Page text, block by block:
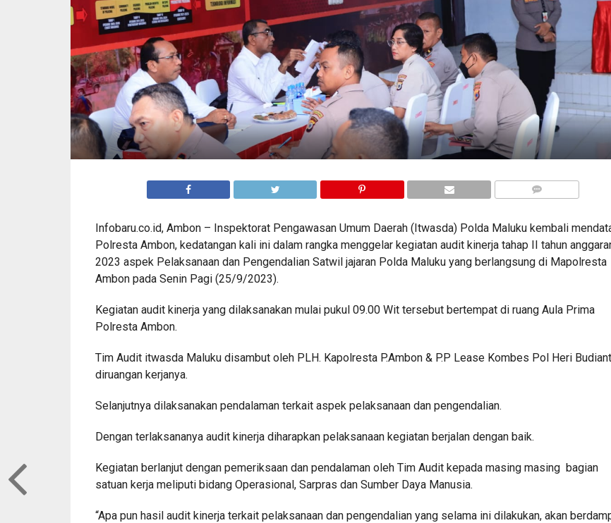
Infobaru.co.id, Ambon – Inspektorat Pengawasan Umum Daerah (Itwasda) Polda Maluku kembali
Polresta Ambon, kedatangan kali ini dalam rangka menggelar kegiatan audit kinerja tahap II tahun
2023 aspek Pelaksanaan dan Pengendalian Satwil jajaran Polda Maluku yang berlangsung di Mapolresta
Ambon pada Senin Pagi (25/9/2023).
Kegiatan audit kinerja yang dilaksanakan mulai pukul 09.00 Wit tersebut bertempat di ruang Aula Prima
Polresta Ambon.
Tim Audit itwasda Maluku disambut oleh PLH. Kapolresta P.Ambon & P.P Lease Kombes Pol Heri
diruangan kerjanya.
Selanjutnya dilaksanakan pendalaman terkait aspek pelaksanaan dan pengendalian.
Dengan terlaksananya audit kinerja diharapkan pelaksanaan kegiatan berjalan dengan baik.
Kegiatan berlanjut dengan pemeriksaan dan pendalaman oleh Tim Audit kepada masing masing bagian
satuan kerja meliputi bidang Operasional, Sarpras dan Sumber Daya Manusia.
“Apa pun hasil audit kinerja terkait pelaksanaan dan pengendalian yang selama ini dilakukan, akan